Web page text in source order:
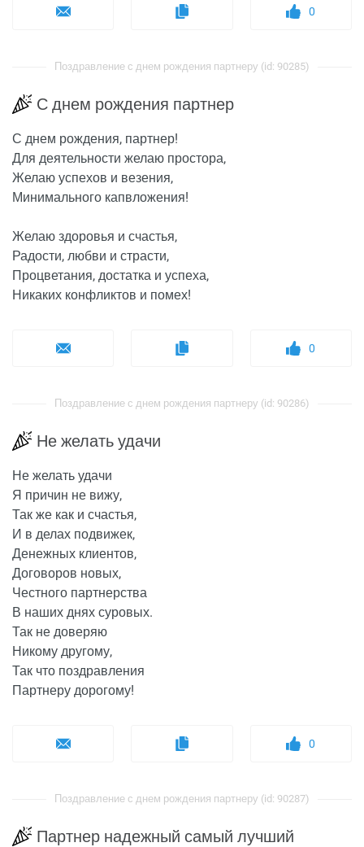
0
Поздравление с днем рождения партнеру (id: 90285)
С днем рождения партнер
С днем рождения, партнер!
Для деятельности желаю простора,
Желаю успехов и везения,
Минимального капвложения!
Желаю здоровья и счастья,
Радости, любви и страсти,
Процветания, достатка и успеха,
Никаких конфликтов и помех!
0
Поздравление с днем рождения партнеру (id: 90286)
Не желать удачи
Не желать удачи
Я причин не вижу,
Так же как и счастья,
И в делах подвижек,
Денежных клиентов,
Договоров новых,
Честного партнерства
В наших днях суровых.
Так не доверяю
Никому другому,
Так что поздравления
Партнеру дорогому!
0
Поздравление с днем рождения партнеру (id: 90287)
Партнер надежный самый лучший